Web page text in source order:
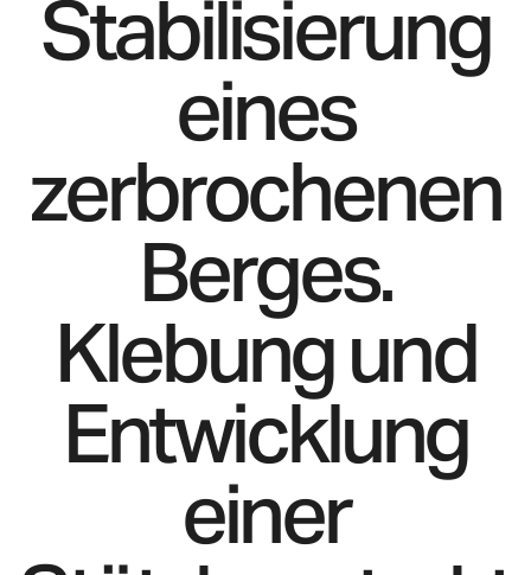
Stabilisierung
eines
zerbrochenen
Berges.
Klebung und
Entwicklung
einer